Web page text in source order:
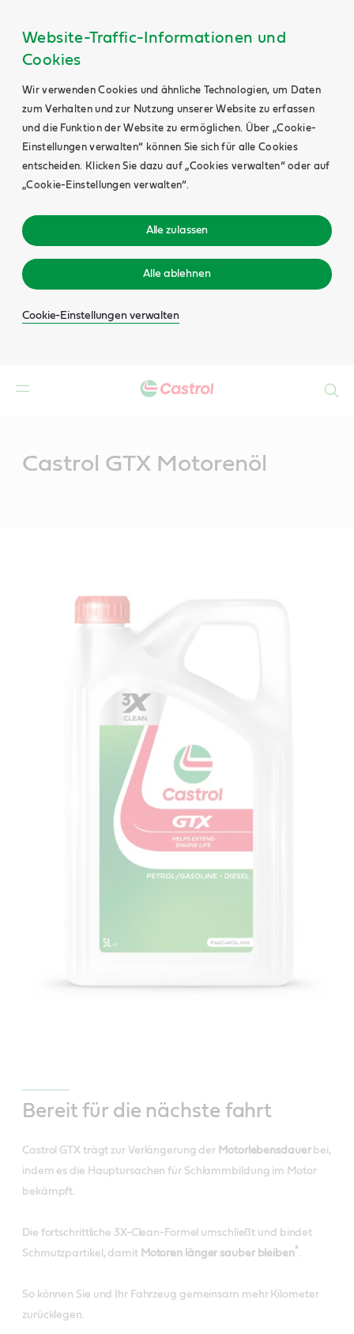
Website-Traffic-Informationen und
Cookies
Wir verwenden Cookies und ähnliche Technologien, um Daten
zum Verhalten und zur Nutzung unserer Website zu erfassen
und die Funktion der Website zu ermöglichen. Über „Cookie-
Einstellungen verwalten“ können Sie sich für alle Cookies
entscheiden. Klicken Sie dazu auf „Cookies verwalten“ oder auf
„Cookie-Einstellungen verwalten“.
Alle zulassen
Alle ablehnen
Cookie-Einstellungen verwalten
Castrol GTX Motorenöl
Bereit für die nächste fahrt
Castrol GTX trägt zur Verlängerung der Motorlebensdauerbei,
indem es die Hauptursachen für Schlammbildung im Motor
bekämpft.
Die fortschrittliche 3X-Clean-Formel umschließt und bindet
Schmutzpartikel, damit Motoren länger sauber bleiben* .
So können Sie und Ihr Fahrzeug gemeinsam mehr Kilometer
zurücklegen.